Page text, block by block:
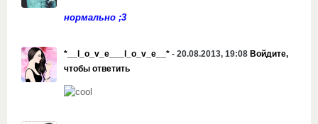
нормально ;3
*__l_o_v_e___l_o_v_e__* - 20.08.2013, 19:08 Войдите,
чтобы ответить